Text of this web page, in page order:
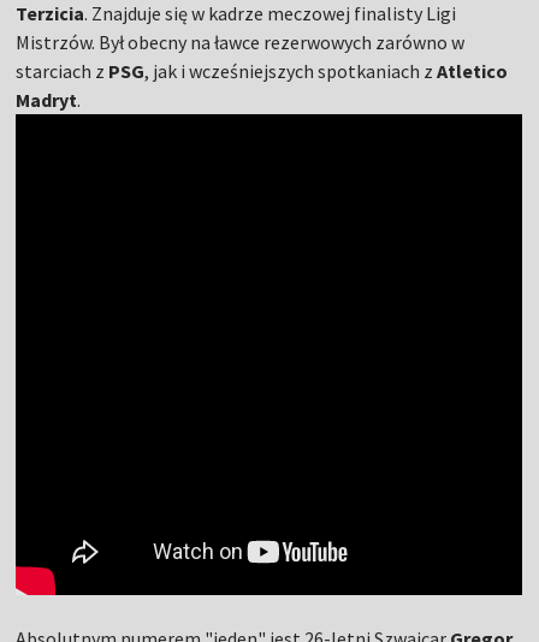
Terzicia. Znajduje się w kadrze meczowej finalisty Ligi
Mistrzów. Był obecny na ławce rezerwowych zarówno w
starciach z PSG, jak i wcześniejszych spotkaniach zAtletico
Madryt.